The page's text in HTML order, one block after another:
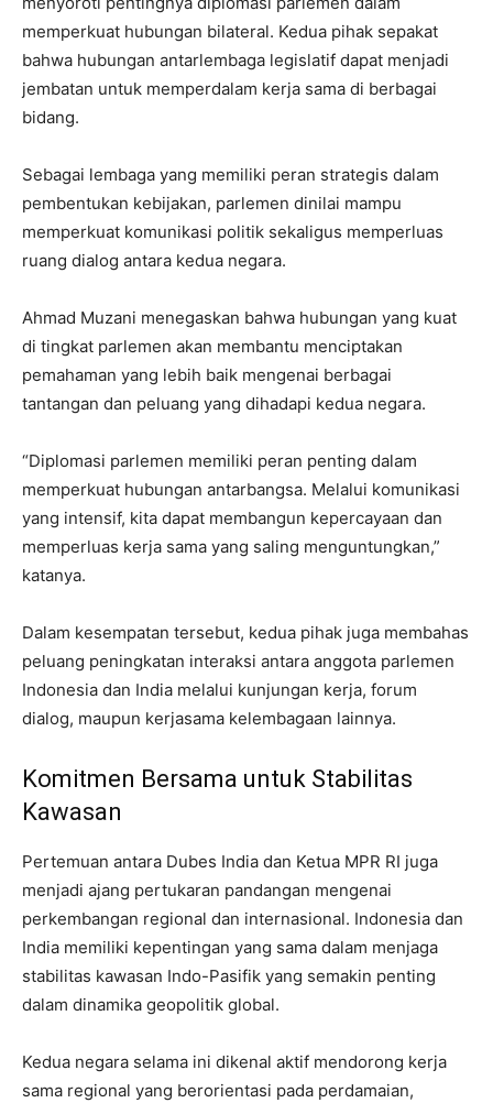
memperkuat hubungan bilateral. Kedua pihak sepakat
bahwa hubungan antarlembaga legislatif dapat menjadi
jembatan untuk memperdalam kerja sama di berbagai
bidang.
Sebagai lembaga yang memiliki peran strategis dalam
pembentukan kebijakan, parlemen dinilai mampu
memperkuat komunikasi politik sekaligus memperluas
ruang dialog antara kedua negara.
Ahmad Muzani menegaskan bahwa hubungan yang kuat
di tingkat parlemen akan membantu menciptakan
pemahaman yang lebih baik mengenai berbagai
tantangan dan peluang yang dihadapi kedua negara.
“Diplomasi parlemen memiliki peran penting dalam
memperkuat hubungan antarbangsa. Melalui komunikasi
yang intensif, kita dapat membangun kepercayaan dan
memperluas kerja sama yang saling menguntungkan,”
katanya.
Dalam kesempatan tersebut, kedua pihak juga membahas
peluang peningkatan interaksi antara anggota parlemen
Indonesia dan India melalui kunjungan kerja, forum
dialog, maupun kerjasama kelembagaan lainnya.
Komitmen Bersama untuk Stabilitas
Kawasan
Pertemuan antara Dubes India dan Ketua MPR RI juga
menjadi ajang pertukaran pandangan mengenai
perkembangan regional dan internasional. Indonesia dan
India memiliki kepentingan yang sama dalam menjaga
stabilitas kawasan Indo-Pasifik yang semakin penting
dalam dinamika geopolitik global.
Kedua negara selama ini dikenal aktif mendorong kerja
sama regional yang berorientasi pada perdamaian,